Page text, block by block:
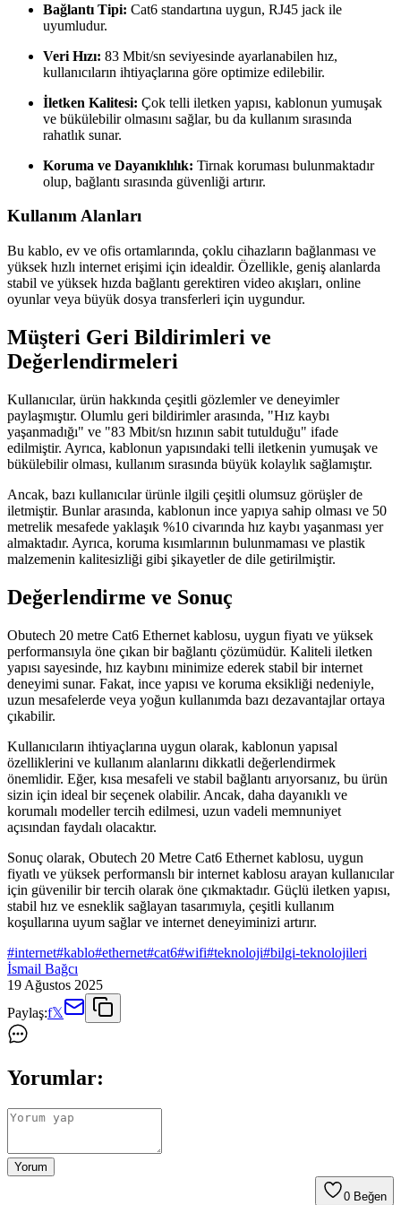
Bağlantı Tipi: Cat6 standartına uygun, RJ45 jack ile
uyumludur.
Veri Hızı: 83 Mbit/sn seviyesinde ayarlanabilen hız,
kullanıcıların ihtiyaçlarına göre optimize edilebilir.
İletken Kalitesi: Çok telli iletken yapısı, kablonun yumuşak
ve bükülebilir olmasını sağlar, bu da kullanım sırasında
rahatlık sunar.
Koruma ve Dayanıklılık: Tirnak koruması bulunmaktadır
olup, bağlantı sırasında güvenliği artırır.
Kullanım Alanları
Bu kablo, ev ve ofis ortamlarında, çoklu cihazların bağlanması ve
yüksek hızlı internet erişimi için idealdir. Özellikle, geniş alanlarda
stabil ve yüksek hızda bağlantı gerektiren video akışları, online
oyunlar veya büyük dosya transferleri için uygundur.
Müşteri Geri Bildirimleri ve
Değerlendirmeleri
Kullanıcılar, ürün hakkında çeşitli gözlemler ve deneyimler
paylaşmıştır. Olumlu geri bildirimler arasında, "Hız kaybı
yaşanmadığı" ve "83 Mbit/sn hızının sabit tutulduğu" ifade
edilmiştir. Ayrıca, kablonun yapısındaki telli iletkenin yumuşak ve
bükülebilir olması, kullanım sırasında büyük kolaylık sağlamıştır.
Ancak, bazı kullanıcılar ürünle ilgili çeşitli olumsuz görüşler de
iletmiştir. Bunlar arasında, kablonun ince yapıya sahip olması ve 50
metrelik mesafede yaklaşık %10 civarında hız kaybı yaşanması yer
almaktadır. Ayrıca, koruma kısımlarının bulunmaması ve plastik
malzemenin kalitesizliği gibi şikayetler de dile getirilmiştir.
Değerlendirme ve Sonuç
Obutech 20 metre Cat6 Ethernet kablosu, uygun fiyatı ve yüksek
performansıyla öne çıkan bir bağlantı çözümüdür. Kaliteli iletken
yapısı sayesinde, hız kaybını minimize ederek stabil bir internet
deneyimi sunar. Fakat, ince yapısı ve koruma eksikliği nedeniyle,
uzun mesafelerde veya yoğun kullanımda bazı dezavantajlar ortaya
çıkabilir.
Kullanıcıların ihtiyaçlarına uygun olarak, kablonun yapısal
özelliklerini ve kullanım alanlarını dikkatli değerlendirmek
önemlidir. Eğer, kısa mesafeli ve stabil bağlantı arıyorsanız, bu ürün
sizin için ideal bir seçenek olabilir. Ancak, daha dayanıklı ve
korumalı modeller tercih edilmesi, uzun vadeli memnuniyet
açısından faydalı olacaktır.
Sonuç olarak, Obutech 20 Metre Cat6 Ethernet kablosu, uygun
fiyatlı ve yüksek performanslı bir internet kablosu arayan kullanıcılar
için güvenilir bir tercih olarak öne çıkmaktadır. Güçlü iletken yapısı,
stabil hız ve esneklik sağlayan tasarımıyla, çeşitli kullanım
koşullarına uyum sağlar ve internet deneyiminizi artırır.
#internet#kablo#ethernet#cat6#wifi#teknoloji#bilgi-teknolojileri
İsmail Bağcı
19 Ağustos 2025
Paylaş:f𝕏
Yorumlar:
Yorum
0 Beğen